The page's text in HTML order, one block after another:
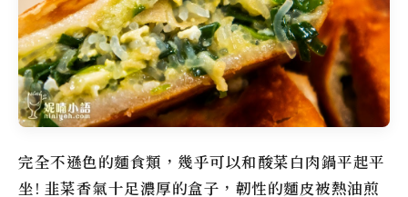
完全不遜色的麵食類，幾乎可以和酸菜白肉鍋平起平
坐! 韭菜香氣十足濃厚的盒子，韌性的麵皮被熱油煎